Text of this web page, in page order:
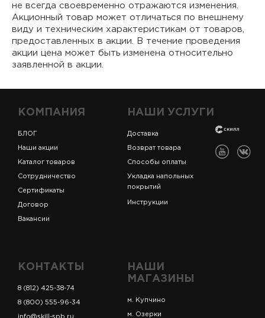
не всегда своевременно отражаются изменения.
Акционный товар может отличаться по внешнему
виду и техническим характеристикам от товаров,
предоставленных в акции. В течение проведения
акции цена может быть изменена относительно
заявленной в акции.
КОМПАНИЯ
БЛОГ
Наши акции
Каталог товаров
Сотрудничество
Сертификаты
Договор
Вакансии
НАШИ УСЛУГИ
Доставка
Возврат товара
Способы оплаты
Укладка напольных
покрытий
Инструкции
КОНТАКТЫ
8 (812) 425-38-74
8 (800) 555-96-34
info@skill-spb.ru
НАШИ
МАГАЗИНЫ
м. Купчино
м. Озерки